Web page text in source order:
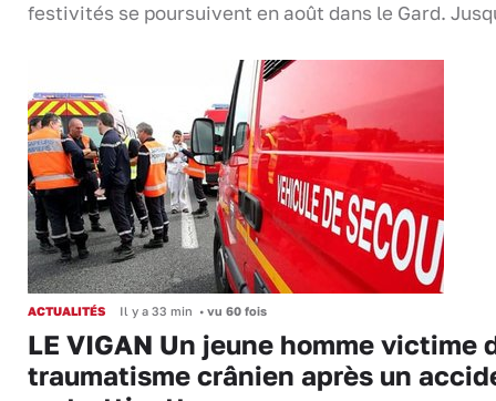
festivités se poursuivent en août dans le Gard.
ACTUALITÉS Il y a 33 min • vu 60 fois
LE VIGAN Un jeune homme victime
traumatisme crânien après un